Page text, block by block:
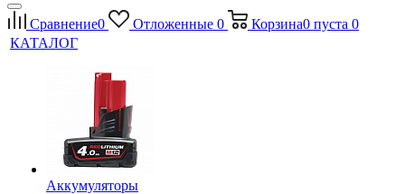
Сравнение0 Отложенные 0 Корзина0 пуста 0
КАТАЛОГ
Аккумуляторы